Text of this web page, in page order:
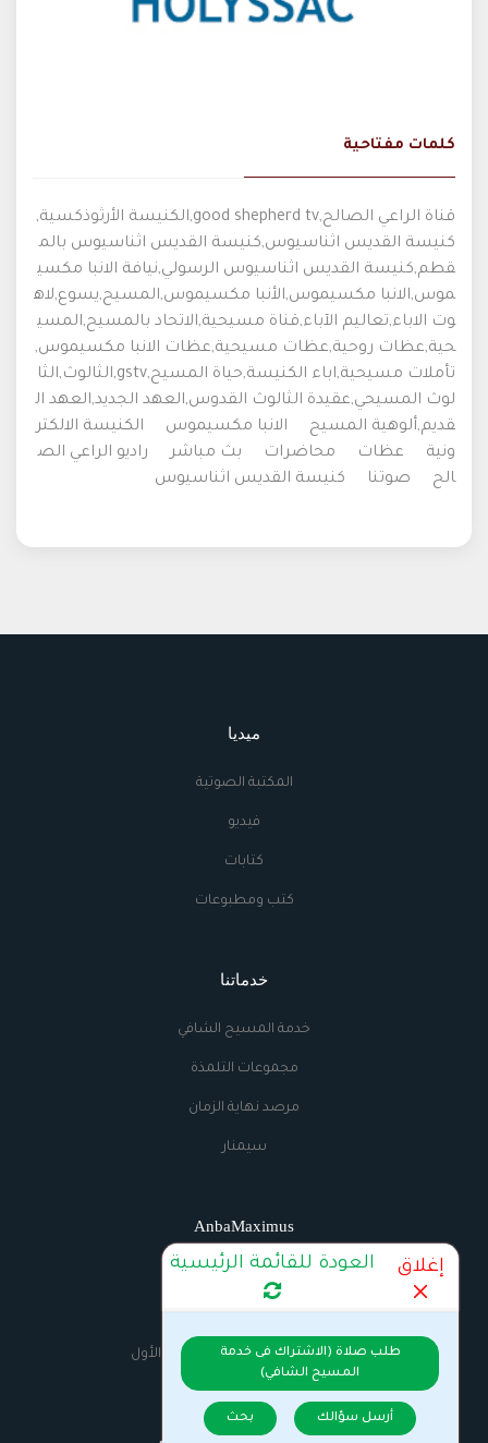
كلمات مفتاحية
قناة الراعي الصالح,good shepherd tv,الكنيسة الأرثوذكسية,
كنيسة القديس اثناسيوس,كنيسة القديس اثناسيوس بالم
قطم,كنيسة القديس اثناسيوس الرسولي,نيافة الانبا مكسي
موس,الانبا مكسيموس,الأنبا مكسيموس,المسيح,يسوع,لاه
وت الاباء,تعاليم الآباء,قناة مسيحية,الاتحاد بالمسيح,المسي
حية,عظات روحية,عظات مسيحية,عظات الانبا مكسيموس,
تأملات مسيحية,اباء الكنيسة,حياة المسيح,gstv,الثالوث,الثا
لوث المسيحي,عقيدة الثالوث القدوس,العهد الجديد,العهد ال
قديم,ألوهية المسيح
الانبا مكسيموس
الكنيسة الالكتر
ونية
عظات محاضرات بث مباشر
راديو الراعي الص
الح
صوتنا كنيسة القديس اثناسيوس
ميديا
المكتبة الصوتية
فيديو
كتابات
كتب ومطبوعات
خدماتنا
خدمة المسيح الشافي
مجموعات التلمذة
مرصد نهاية الزمان
سيمنار
AnbaMaximus
اتصل بنا
الراديو
السيرة الذاتية للانبا مكسيموس الأول
إغلاق العودة للقائمة الرئيسية
طلب صلاة (الاشتراك فى خدمة
المسيح الشافي)
أرسل سؤالك بحث